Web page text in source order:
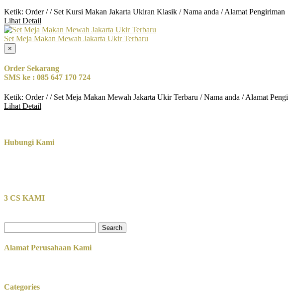
Ketik: Order / / Set Kursi Makan Jakarta Ukiran Klasik / Nama anda / Alamat Pengiriman
Lihat Detail
Set Meja Makan Mewah Jakarta Ukir Terbaru
×
Order Sekarang
SMS ke : 085 647 170 724
Ketik: Order / / Set Meja Makan Mewah Jakarta Ukir Terbaru / Nama anda / Alamat
Lihat Detail
Hubungi Kami
3 CS KAMI
for:
Alamat Perusahaan Kami
Categories